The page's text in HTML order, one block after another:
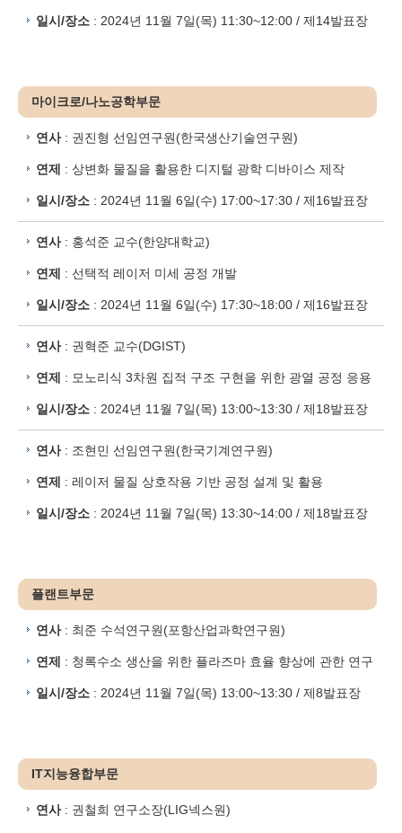
일시/장소 : 2024년 11월 7일(목) 11:30~12:00 / 제14발표장
마이크로/나노공학부문
연사: 권진형 선임연구원(한국생산기술연구원)
연제 : 상변화 물질을 활용한 디지털 광학 디바이스 제작
일시/장소 : 2024년 11월 6일(수) 17:00~17:30 / 제16발표장
연사: 홍석준 교수(한양대학교)
연제 : 선택적 레이저 미세 공정 개발
일시/장소 : 2024년 11월 6일(수) 17:30~18:00 / 제16발표장
연사: 권혁준 교수(DGIST)
연제 : 모노리식 3차원 집적 구조 구현을 위한 광열 공정 응용
일시/장소 : 2024년 11월 7일(목) 13:00~13:30 / 제18발표장
연사: 조현민 선임연구원(한국기계연구원)
연제 : 레이저 물질 상호작용 기반 공정 설계 및 활용
일시/장소 : 2024년 11월 7일(목) 13:30~14:00 / 제18발표장
플랜트부문
연사: 최준 수석연구원(포항산업과학연구원)
연제 : 청록수소 생산을 위한 플라즈마 효율 향상에 관한 연구
일시/장소 : 2024년 11월 7일(목) 13:00~13:30 / 제8발표장
IT지능융합부문
연사: 권철희 연구소장(LIG넥스원)